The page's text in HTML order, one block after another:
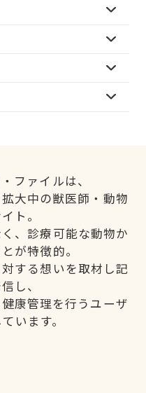
ファイルは、
大中の獣医師・動物
ト。
、診療可能な動物か
が特徴的。
する想いを取材し記
し、
康管理を行うユーザ
います。